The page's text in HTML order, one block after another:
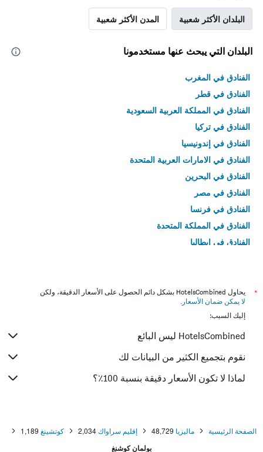
البلدان الأكثر شعبية المدن الأكثر شعبية
البلدان التي يبحث عنها مستخدمونا
الفنادق في المغرب
الفنادق في قطر
الفنادق في المملكة العربية السعودية
الفنادق في تركيا
الفنادق في إندونيسيا
الفنادق في الامارات العربية المتحدة
الفنادق في البحرين
الفنادق في مصر
الفنادق في فرنسا
الفنادق في المملكة المتحدة
الفنادق في إيطاليا
*
يحاول HotelsCombined بشكل دائم الحصول على الأسعار الدقيقة، ولكن
لا يمكن ضمان الأسعار .
إليك السبب:
HotelsCombined ليس البائع
نقوم بتجميع الكثير من البيانات لك
لماذا لا تكون الأسعار دقيقة بنسبة 100٪؟
الصفحة الرئيسية ماليزيا 48,729 إقليم سراواك2,034 كوتشينغ 1,189
بولمان كوشنغ